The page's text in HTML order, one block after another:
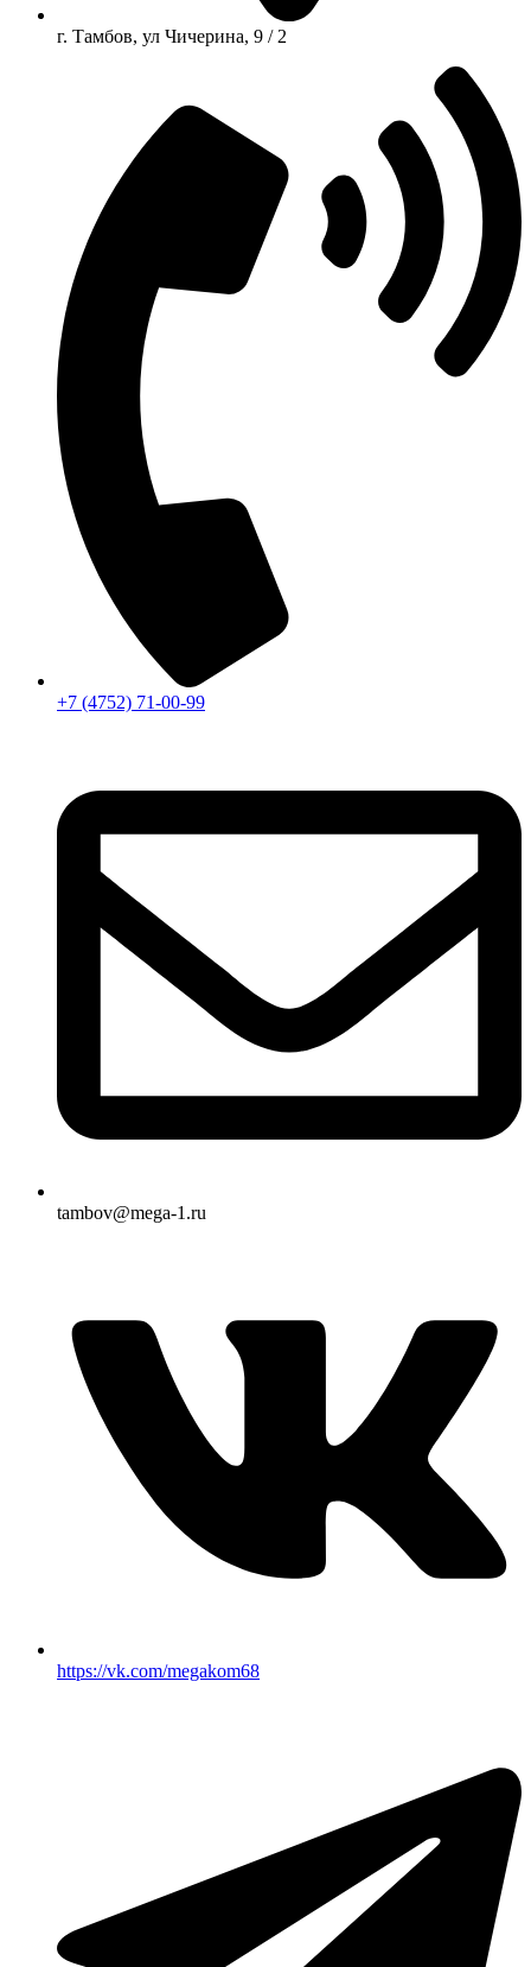
г. Тамбов, ул Чичерина, 9 / 2
+7 (4752) 71-00-99
tambov@mega-1.ru
https://vk.com/megakom68